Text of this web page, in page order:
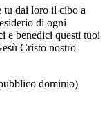
tu dai loro il cibo a
di ogni
e benedici questi tuoi
Cristo nostro
dominio)